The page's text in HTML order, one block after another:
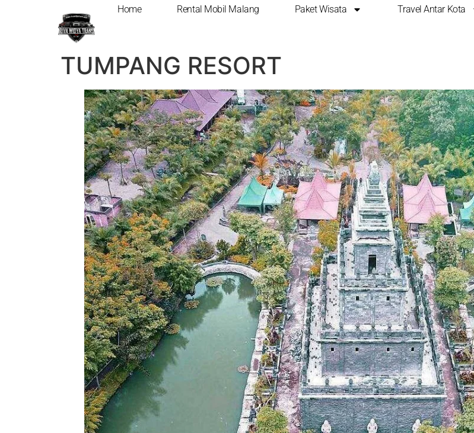
Home Rental Mobil Malang Paket Wisata Travel Antar Kota
DESTINASI BARU WISATA DI
TUMPANG RESORT